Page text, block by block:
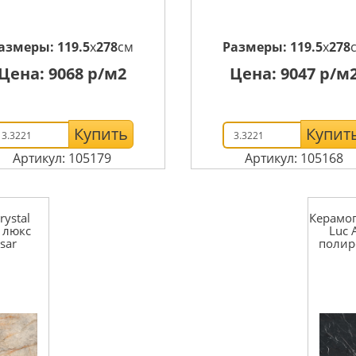
119.5x278см
9068р/м2
Купить
Артикул: 105179
Размеры: 119.5x278
Цена:9047 р/
Артикул: 105168
люкс
Luc